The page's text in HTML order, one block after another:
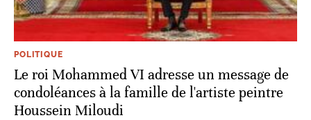
POLITIQUE
Le roi Mohammed VI adresse un message de
condoléances à la famille de l'artiste peintre
Houssein Miloudi